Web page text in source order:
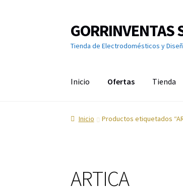
Ir
a
la
Ir
al
contenido
GORRINVENTAS
Tienda de Electrodomésticos y
Inicio Ofertas Tienda
Inicio Ofertas Accesorios de TV
Inicio Productos etiquetados
ARTICA